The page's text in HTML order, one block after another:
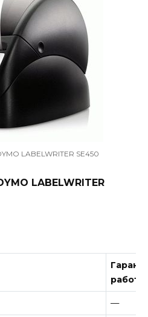
LABELWRITER SE450
LABELWRITER
работу
—